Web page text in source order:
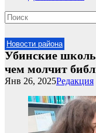
Новости района
Убинские
чем молчит
Редакция
Янв 26, 2025